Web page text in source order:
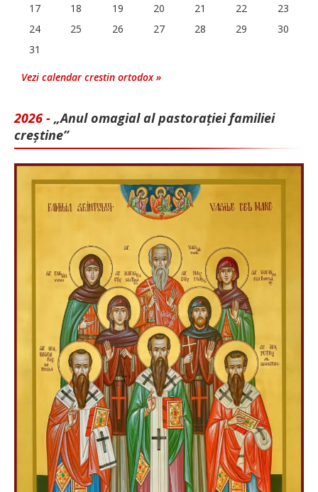
17
18 19 20 21 22
23
24
25 26 27 28 29
30
31
Vezi calendar crestin ortodox »
2026 - „Anul omagial al pastorației familiei
creștine”